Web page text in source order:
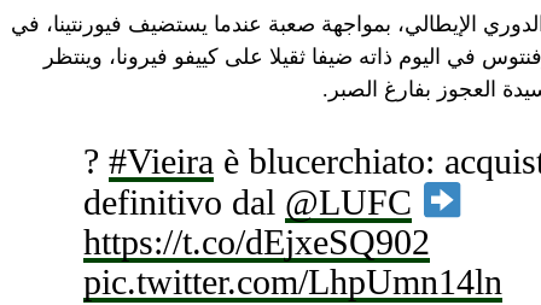
الإيطالي، بمواجهة صعبة عندما يستضيف فيورنتينا، في
في اليوم ذاته ضيفا ثقيلا على كييفو فيرونا، وينتظر
العجوز بفارغ الصبر.
? #Vieira è blucerchiato:
definitivo dal @LUFC
https://t.co/dEjxeSQ902
pic.twitter.com/LhpUmn14ln